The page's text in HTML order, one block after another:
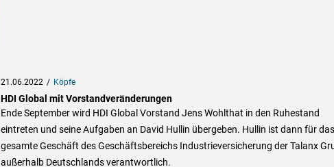
21.06.2022 Köpfe
HDI Global mit Vorstandveränderungen
Ende September wird HDI Global Vorstand Jens Wohlthat in den Ruhestand
eintreten und seine Aufgaben an David Hullin übergeben. Hullin ist dann für das
gesamte Geschäft des Geschäftsbereichs Industrieversicherung der Talanx
außerhalb Deutschlands verantwortlich.